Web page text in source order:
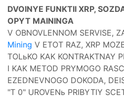
DVOINYE FUNKTII XRP,
OPYT MAININGA
V OBNOVLENNOM SERVISE,
Mining V ETOT RAZ, XRP
TOLьKO KAK KONTRAKTNAY
I KAK METOD PRYMOGO
EZEDNEVNOGO DOKODA,
"T 0" UROVENь PRIBYTIY